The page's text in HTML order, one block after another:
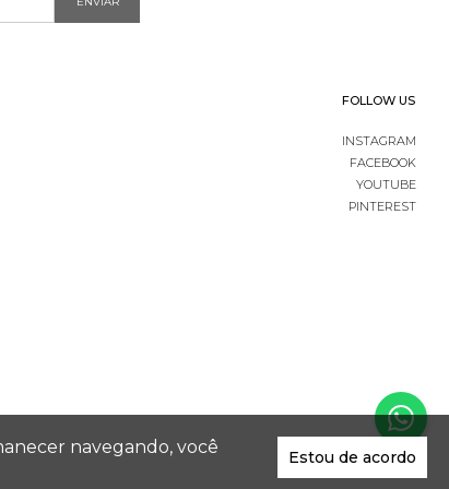
FOLLOW US
INSTAGRAM
FACEBOOK
YOUTUBE
PINTEREST
navegando, você
Estou de acordo